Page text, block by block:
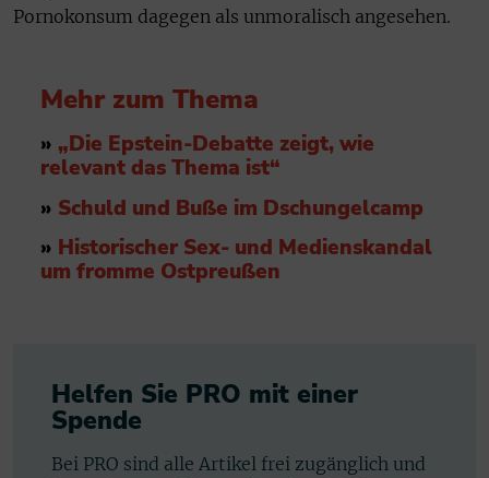
Pornokonsum dagegen als unmoralisch angesehen.
Mehr zum Thema
» „Die Epstein-Debatte zeigt, wie
relevant das Thema ist“
» Schuld und Buße im Dschungelcamp
» Historischer Sex- und Medienskandal
um fromme Ostpreußen
Helfen Sie PRO mit einer
Spende
Bei PRO sind alle Artikel frei zugänglich und